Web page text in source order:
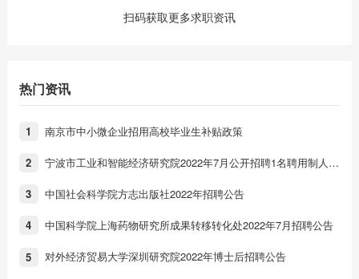
扫码获取更多求职资讯
热门资讯
1 南京市中小微企业招用高校毕业生补贴政策
2 宁波市工业和智能经济研究院2022年7月公开招聘1名聘用制人员公告
3 中国社会科学院方志出版社2022年招聘公告
4 中国科学院上海药物研究所成果转移转化处2022年7月招聘公告
5 对外经济贸易大学深圳研究院2022年博士后招聘公告